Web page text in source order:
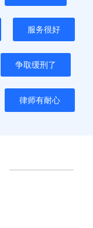
服务很好
争取缓刑了
律师有耐心